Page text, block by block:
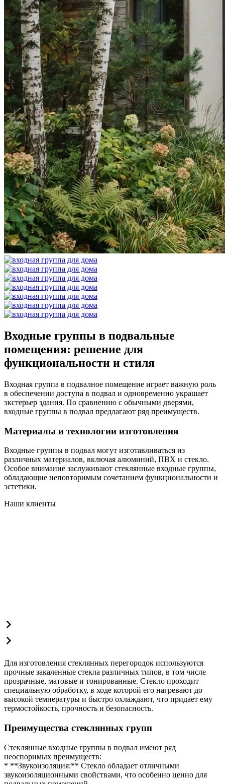
Входные группы в подвальные
помещения: решение для
функциональности и стиля
Входная группа в подвалное помещение играет важную роль
в обеспечении доступа в подвал и одновременно украшает
экстерьер здания. По сравнению с обычными дверями,
входные группы в подвал предлагают ряд преимуществ.
Материалы и технологии изготовления
Входные группы в подвал могут изготавливаться из
различных материалов, включая алюминий, ПВХ и стекло.
Особое внимание заслуживают стеклянные входные группы,
обладающие неповторимым сочетанием функциональности и
эстетики.
Наши клиенты
Для изготовления стеклянных перегородок используются
прочные закаленные стекла различных типов, в том числе
прозрачные, матовые и тонированные. Стекло проходит
специальную обработку, в ходе которой его нагревают до
высокой температуры и быстро охлаждают, что придает ему
термостойкость, прочность и безопасность.
Преимущества стеклянных групп
Стеклянные входные группы в подвал имеют ряд
неоспоримых преимуществ:
* **Звукоизоляция:** Стекло обладает отличными
звукоизоляционными свойствами, что особенно ценно для